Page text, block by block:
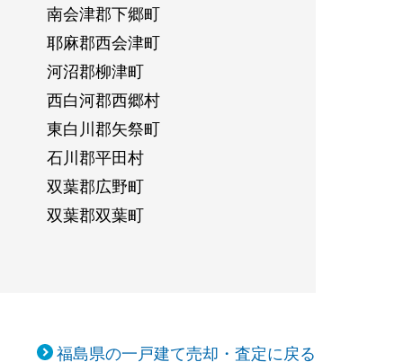
南会津郡下郷町
耶麻郡西会津町
河沼郡柳津町
西白河郡西郷村
東白川郡矢祭町
石川郡平田村
双葉郡広野町
双葉郡双葉町
福島県の一戸建て売却・査定に戻る